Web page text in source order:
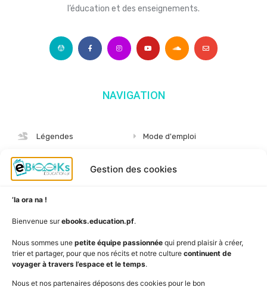
Gestion des cookies
’Ia ora na !
Bienvenue surebooks.education.pf.
Nous sommes une petite équipe passionnée qui prend plaisir à créer,
trier et partager, pour que nos récits et notre culture continuent de
voyager à travers l’espace et le temps.
Nous et nos partenaires déposons des cookies pour le bon
l’éducation et des enseignements.
NAVIGATION
Légendes
Albums
Langues
Niveaux
AudioBooks
Outils
Vidéos
Mode d'emploi
Mentions légales
www.education.pf